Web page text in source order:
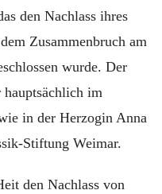
den Nachlass ihres
Zusammenbruch am
wurde. Der
hauptsächlich im
in der Herzogin Anna
Stiftung Weimar.
den Nachlass von